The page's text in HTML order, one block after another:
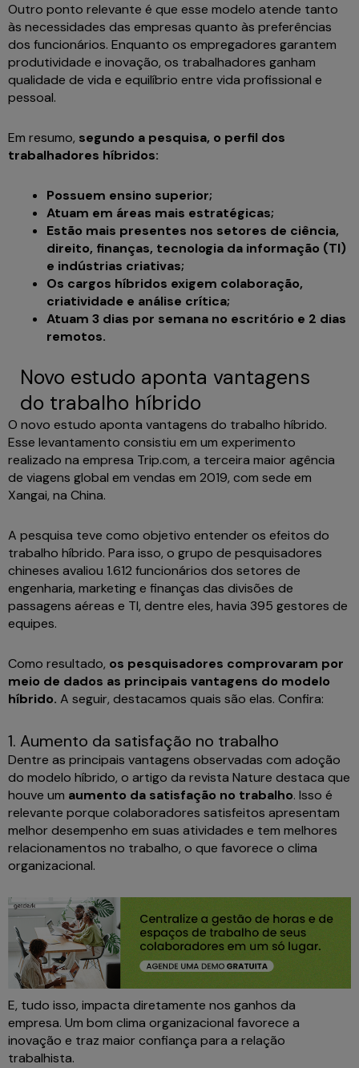
Outro ponto relevante é que esse modelo atende tanto
às necessidades das empresas quanto às preferências
dos funcionários. Enquanto os empregadores garantem
produtividade e inovação, os trabalhadores ganham
qualidade de vida e equilíbrio entre vida profissional e
pessoal.
Em resumo, segundo a pesquisa, o perfil dos
trabalhadores híbridos:
Possuem ensino superior;
Atuam em áreas mais estratégicas;
Estão mais presentes nos setores de ciência,
direito, finanças, tecnologia da informação (TI)
e indústrias criativas;
Os cargos híbridos exigem colaboração,
criatividade e análise crítica;
Atuam 3 dias por semana no escritório e 2 dias
remotos.
Novo estudo aponta vantagens
do trabalho híbrido
O novo estudo aponta vantagens do trabalho híbrido.
Esse levantamento consistiu em um experimento
realizado na empresa Trip.com, a terceira maior agência
de viagens global em vendas em 2019, com sede em
Xangai, na China.
A pesquisa teve como objetivo entender os efeitos do
trabalho híbrido. Para isso, o grupo de pesquisadores
chineses avaliou 1.612 funcionários dos setores de
engenharia, marketing e finanças das divisões de
passagens aéreas e TI, dentre eles, havia 395 gestores de
equipes.
Como resultado, os pesquisadores comprovaram por
meio de dados as principais vantagens do modelo
híbrido. A seguir, destacamos quais são elas. Confira:
1. Aumento da satisfação no trabalho
Dentre as principais vantagens observadas com adoção
do modelo híbrido, o artigo da revista Nature destaca que
houve um aumento da satisfação no trabalho. Isso é
relevante porque colaboradores satisfeitos apresentam
melhor desempenho em suas atividades e tem melhores
relacionamentos no trabalho, o que favorece o clima
organizacional.
E, tudo isso, impacta diretamente nos ganhos da
empresa. Um bom clima organizacional favorece a
inovação e traz maior confiança para a relação
trabalhista.